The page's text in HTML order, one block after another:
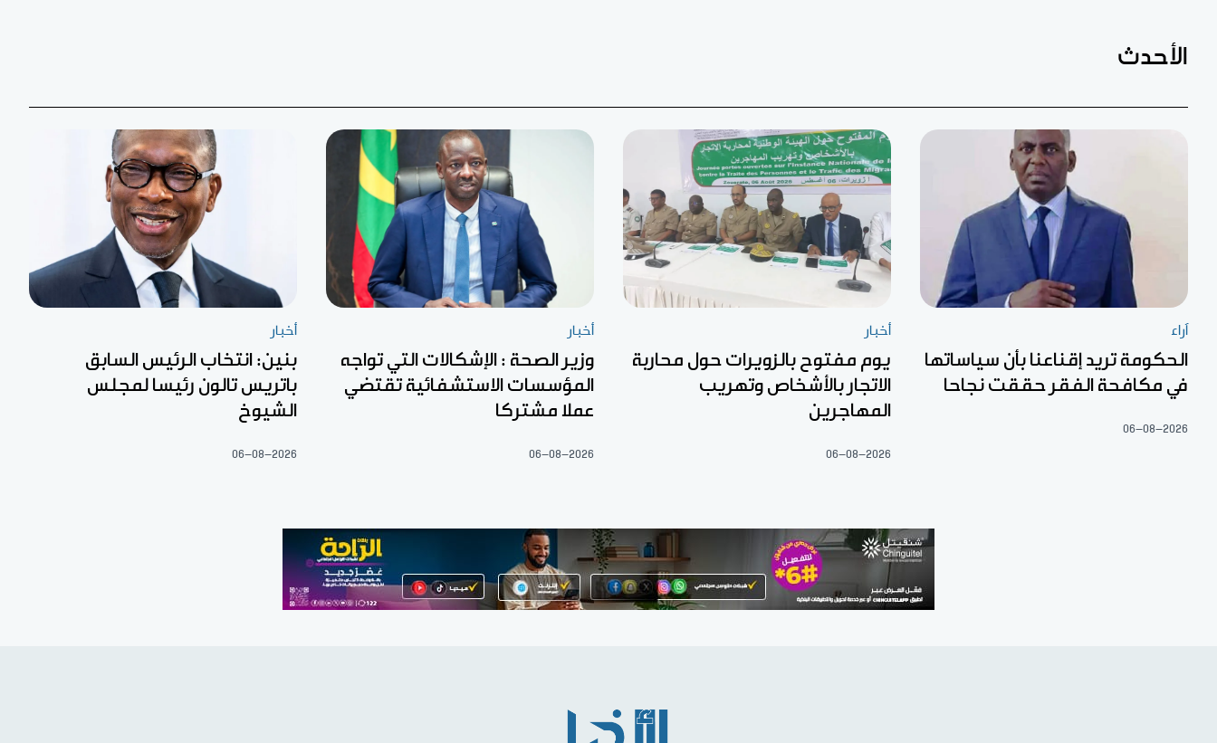
الأحدث
آراء
الحكومة تريد إقناعنا بأن سياساتها
في مكافحة الفقر حققت نجاحا
06-08-2026
أخبار
يوم مفتوح بالزويرات حول محاربة
الاتجار بالأشخاص وتهريب
المهاجرين
06-08-2026
أخبار
وزير الصحة : الإشكالات التي تواجه
المؤسسات الاستشفائية تقتضي
عملا مشتركا
06-08-2026
أخبار
بنين: انتخاب الرئيس السابق
باتريس تالون رئيسا لمجلس
الشيوخ
06-08-2026